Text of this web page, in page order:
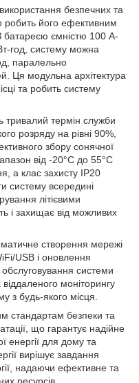
безпечних та
робить його ефективним
батареєю ємністю 100 А-
год, систему можна
паралельно
Ця модульна архітектура
та робить систему
тривалий термін служби
розряду на рівні 90%,
збору сонячної
від -20°C до 55°C
а клас захисту IP20
систему всередині
літієвими
і захищає від можливих
створення мережі
USB і оновлення
системи
моніторингу
з будь-якого місця.
стандартам безпеки та
що гарантує надійне
енергії для дому та
вирішує завдання
надаючи ефективне та